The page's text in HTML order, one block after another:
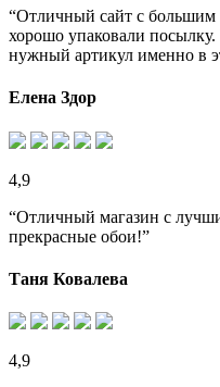
“Отличный сайт с большим
хорошо упаковали
нужный артикул именно в
Елена Здор
4,9
“Отличный магазин с
прекрасные обои!”
Таня Ковалева
4,9